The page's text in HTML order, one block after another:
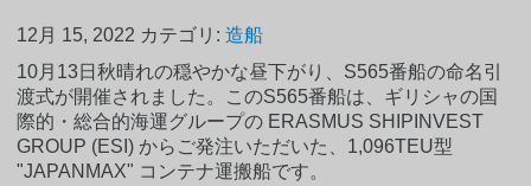
12月 15, 2022 カテゴリ:造船
10月13日秋晴れの穏やかな昼下がり、S565番船の命名引
渡式が開催されました。このS565番船は、ギリシャの国
際的・総合的海運グループの ERASMUS SHIPINVEST
GROUP (ESI) からご発注いただいた、1,096TEU型
"JAPANMAX" コンテナ運搬船です。